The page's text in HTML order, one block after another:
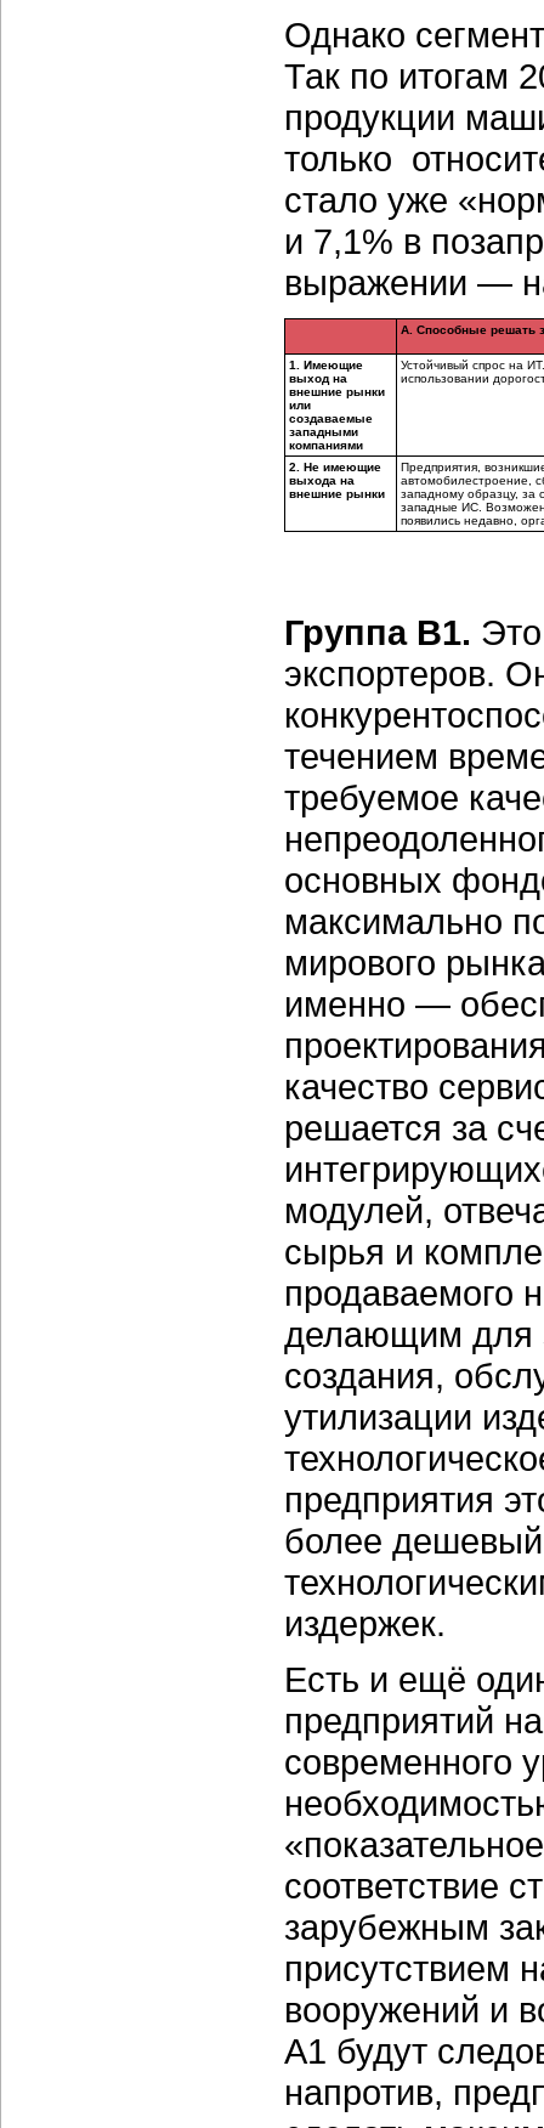
Однако
Так по итогам
продукции
только
стало уже
и 7,1% в
выражении —
А. Способные решать
1. Имеющие
выход на
внешние рынки
или
создаваемые
западными
компаниями
Устойчивый спрос на
использовании
2. Не имеющие
выхода на
внешние рынки
Предприятия,
автомобилестроение,
западному образцу, за
западные ИС. Возможен
появились недавно,
Группа В1.
экспортеров.
течением
требуемое
основных
максимально
мирового
именно —
качество
решается за
модулей,
сырья и
продаваемого
делающим для
создания,
утилизации
предприятия
более
издержек.
Есть и ещё
предприятий
современного
соответствие
зарубежным
присутствием
вооружений и
А1 будут
напротив,